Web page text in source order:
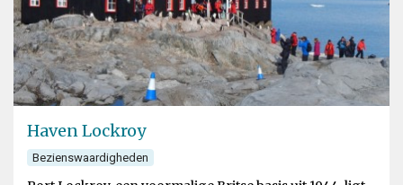
Haven Lockroy
Bezienswaardigheden